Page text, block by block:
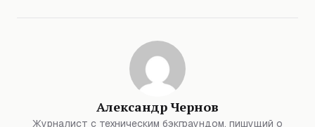
Александр Чернов
Журналист с техническим бэкграундом, пишущий о